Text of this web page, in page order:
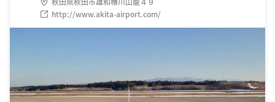
http://www.akita-airport.com/